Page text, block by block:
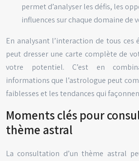
permet d’analyser les défis, les
influences sur chaque domaine de
En analysant l’interaction de tous ces
peut dresser une carte complète de
votre potentiel. C’est en
informations que l’astrologue peut
faiblesses et les tendances qui
Moments clés pour
thème astral
La consultation d’un thème astral